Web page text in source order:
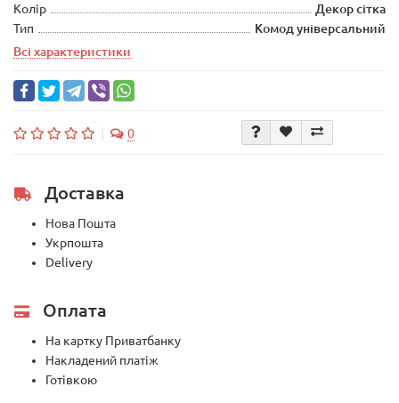
Колір
Декор сітка
Тип
Комод універсальний
Всі характеристики
0
Доставка
Нова Пошта
Укрпошта
Delivery
Оплата
На картку Приватбанку
Накладений платіж
Готівкою